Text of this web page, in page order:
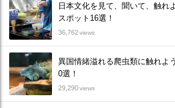
日本文化を見て、聞いて、触れ
スポット16選！
36,762views
異国情緒溢れる爬虫類に触れよ
0選！
29,290views